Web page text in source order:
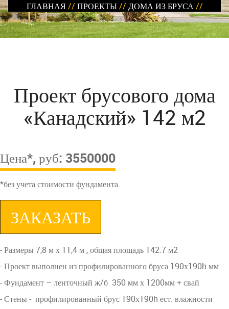
ГЛАВНАЯ // ПРОЕКТЫ // ДОМА ИЗ БРУСА //
Проект брусового дома
«Канадский» 142 м2
Цена*, руб: 3550000
*без учета стоимости фундамента.
ЗАКАЗАТЬ
- Размеры 7,8 м х 11,4 м , общая площадь 142.7 м2
- Проект выполнен из профилированного бруса 190х190h мм
- Фундамент – ленточный ж/б 350 мм х 1200мм + свай
- Стены - профилированный брус 190х190h ест. влажности